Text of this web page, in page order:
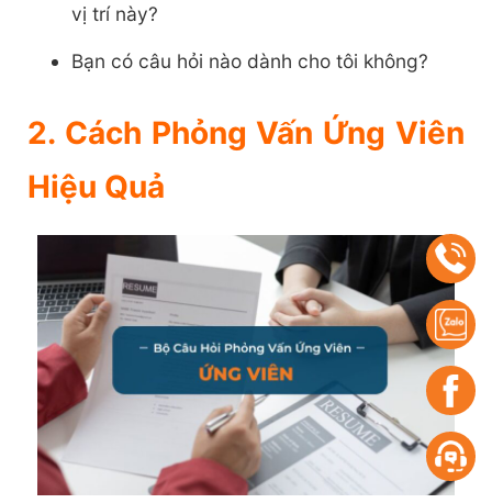
vị trí này?
Bạn có câu hỏi nào dành cho tôi không?
2. Cách Phỏng Vấn Ứng Viên
Hiệu Quả